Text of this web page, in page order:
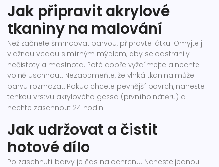
Jak připravit akrylové
tkaniny na malování
Než začnete šmrncovat barvou, připravte látku. Omyjte ji
vlažnou vodou s mírným mýdlem, aby se odstranily
nečistoty a mastnota. Poté dobře vyždímejte a nechte
volně uschnout. Nezapomeňte, že vlhká tkanina může
barvu rozmazat. Pokud chcete pevnější povrch, naneste
tenkou vrstvu akrylového gessa (prvního nátěru) a
nechte zaschnout 24 hodin.
Jak udržovat a čistit
hotové dílo
Po zaschnutí barvy je čas na ochranu. Naneste jednou